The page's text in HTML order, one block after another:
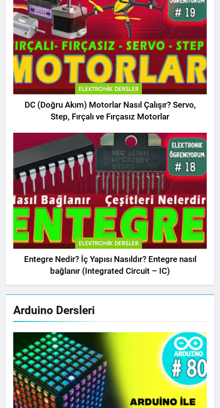
ELEKTRONIK DERSLER
DC (Doğru Akım) Motorlar Nasıl Çalışır? Servo,
Step, Fırçalı ve Fırçasız Motorlar
ELEKTRONIK DERSLER
Entegre Nedir? İç Yapısı Nasıldır? Entegre nasıl
bağlanır (Integrated Circuit – IC)
Arduino Dersleri